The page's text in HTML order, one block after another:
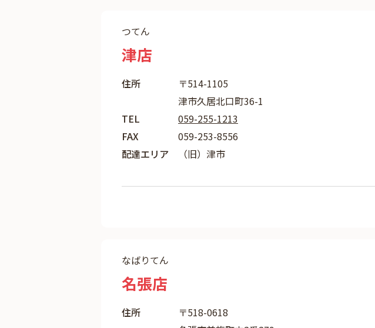
つてん
津店
住所
〒514-1105
津市久居北口町36-1
TEL
059-255-1213
FAX
059-253-8556
配達エリア
（旧）津市
なばりてん
名張店
住所
〒518-0618